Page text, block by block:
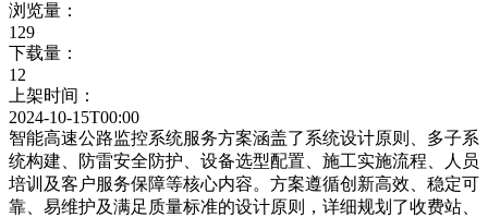
浏览量：
129
下载量：
12
上架时间：
2024-10-15T00:00
智能高速公路监控系统服务方案涵盖了系统设计原则、多子系
统构建、防雷安全防护、设备选型配置、施工实施流程、人员
培训及客户服务保障等核心内容。方案遵循创新高效、稳定可
靠、易维护及满足质量标准的设计原则，详细规划了收费站、